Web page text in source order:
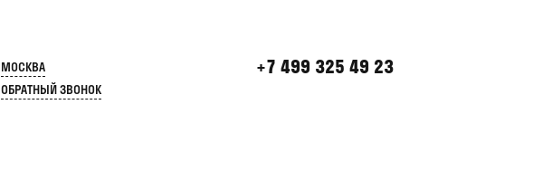
+7 499 325 49 23
МОСКВА
ОБРАТНЫЙ ЗВОНОК